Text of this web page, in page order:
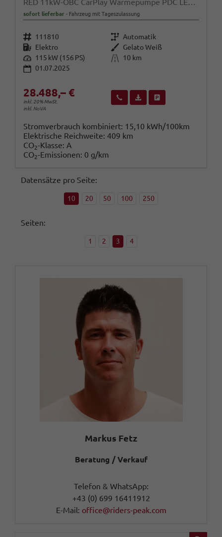
sofort lieferbar Fahrzeug mit Tageszulassung
Fahrzeugnr. 111810 Getriebe Automatik
Kraftstoff Elektro Außenfarbe
Gelato Weiß
Leistung 115 kW (156 PS) Kilometerstand
10 km
01.07.2025
28.488,– €
inkl. 20% MwSt.
inkl. NoVA
Wir rufen Sie anFahrzeugexposé (PDF)
Stromverbrauch kombiniert: 15,10 kWh/100km
Elektrische Reichweite: 409 km
CO2-Klasse: A
CO2-Emissionen: 0 g/km
Datensätze pro Seite:
10 20 50 100 250
Seiten:
1 2 3 4
Markus Fetz
Beratung / Verkauf
Telefon & WhatsApp:
+43 (0) 699 16411912
E-Mail: office@riders-peak.com